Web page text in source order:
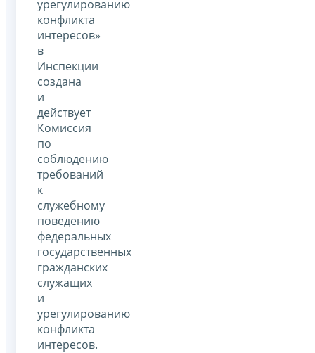
урегулированию
конфликта
интересов»
в
Инспекции
создана
и
действует
Комиссия
по
соблюдению
требований
к
служебному
поведению
федеральных
государственных
гражданских
служащих
и
урегулированию
конфликта
интересов.